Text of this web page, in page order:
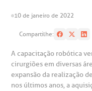
de
SAC
e Pesquisa
de Oncologia e
10 de janeiro de 2022
Compartilhe:
A capacitação robótica
cirurgiões em diversas
expansão da realização
nos últimos anos, a